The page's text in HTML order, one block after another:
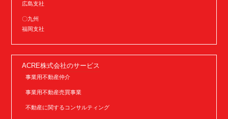
広島支社
〇九州
福岡支社
ACRE株式会社のサービス
事業用不動産仲介
事業用不動産売買事業
不動産に関するコンサルティング